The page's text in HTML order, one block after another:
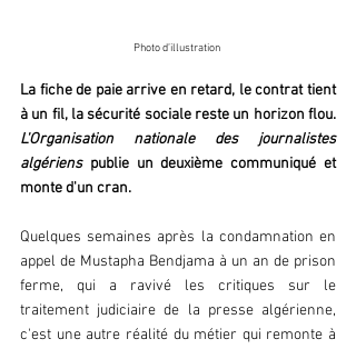
Photo d’illustration
La fiche de paie arrive en retard, le contrat tient
L'Organisation nationale des journalistes
algériens publie un deuxième communiqué et
monte d'un cran.
Quelques semaines après la condamnation en
appel de Mustapha Bendjama à un an de prison
ferme, qui a ravivé les critiques sur le
traitement judiciaire de la presse algérienne,
c'est une autre réalité du métier qui remonte à